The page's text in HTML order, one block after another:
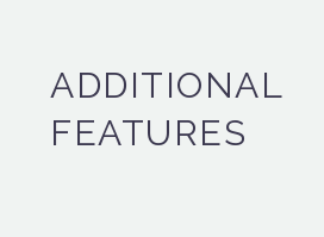
ADDITIONAL
FEATURES